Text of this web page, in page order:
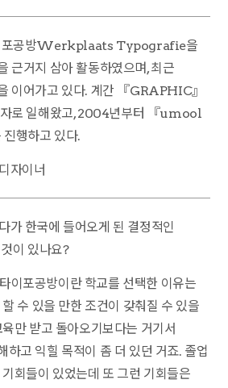
포공방Werkplaats Typografie을
근거지 삼아 활동하였으며, 최근
이어가고 있다. 계간 『GRAPHIC』
자로 일해왔고, 2004년부터 『umool
행하고 있다.
자이너
가 한국에 들어오게 된 결정적인
이 있나요?
이포공방이란 학교를 선택한 이유는
수 있을 만한 조건이 갖춰질 수 있을
만 받고 돌아오기보다는 거기서
하고 익힐 목적이 좀 더 있던 거죠. 졸업
회들이 있었는데 또 그런 기회들은